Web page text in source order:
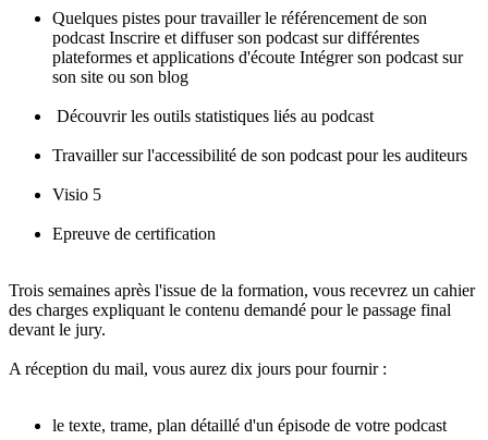
Quelques pistes pour travailler le référencement de son
podcast Inscrire et diffuser son podcast sur différentes
plateformes et applications d'écoute Intégrer son podcast sur
son site ou son blog
Découvrir les outils statistiques liés au podcast
Travailler sur l'accessibilité de son podcast pour les auditeurs
Visio 5
Epreuve de certification
Trois semaines après l'issue de la formation, vous recevrez un cahier
des charges expliquant le contenu demandé pour le passage final
devant le jury.
A réception du mail, vous aurez dix jours pour fournir :
le texte, trame, plan détaillé d'un épisode de votre podcast